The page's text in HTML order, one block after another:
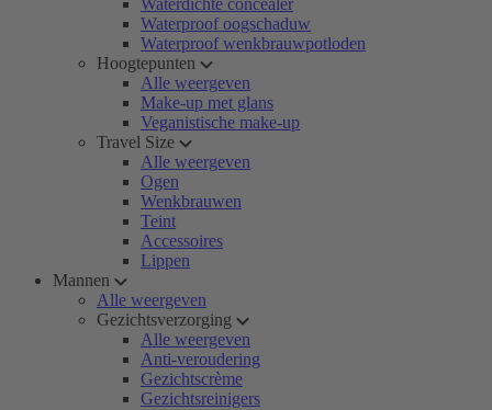
Waterdichte concealer
Waterproof oogschaduw
Waterproof wenkbrauwpotloden
Hoogtepunten
Alle weergeven
Make-up met glans
Veganistische make-up
Travel Size
Alle weergeven
Ogen
Wenkbrauwen
Teint
Accessoires
Lippen
Mannen
Alle weergeven
Gezichtsverzorging
Alle weergeven
Anti-veroudering
Gezichtscrème
Gezichtsreinigers